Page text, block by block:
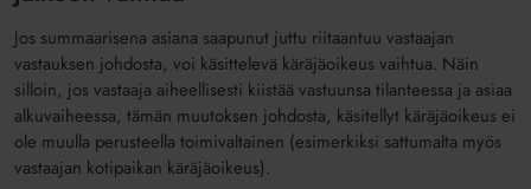
Jos summaarisena asiana saapunut juttu riitaantuu vastaajan
vastauksen johdosta, voi käsittelevä käräjäoikeus vaihtua. Näin
silloin, jos vastaaja aiheellisesti kiistää vastuunsa tilanteessa ja asiaa
alkuvaiheessa, tämän muutoksen johdosta, käsitellyt käräjäoikeus ei
ole muulla perusteella toimivaltainen (esimerkiksi sattumalta myös
vastaajan kotipaikan käräjäoikeus).